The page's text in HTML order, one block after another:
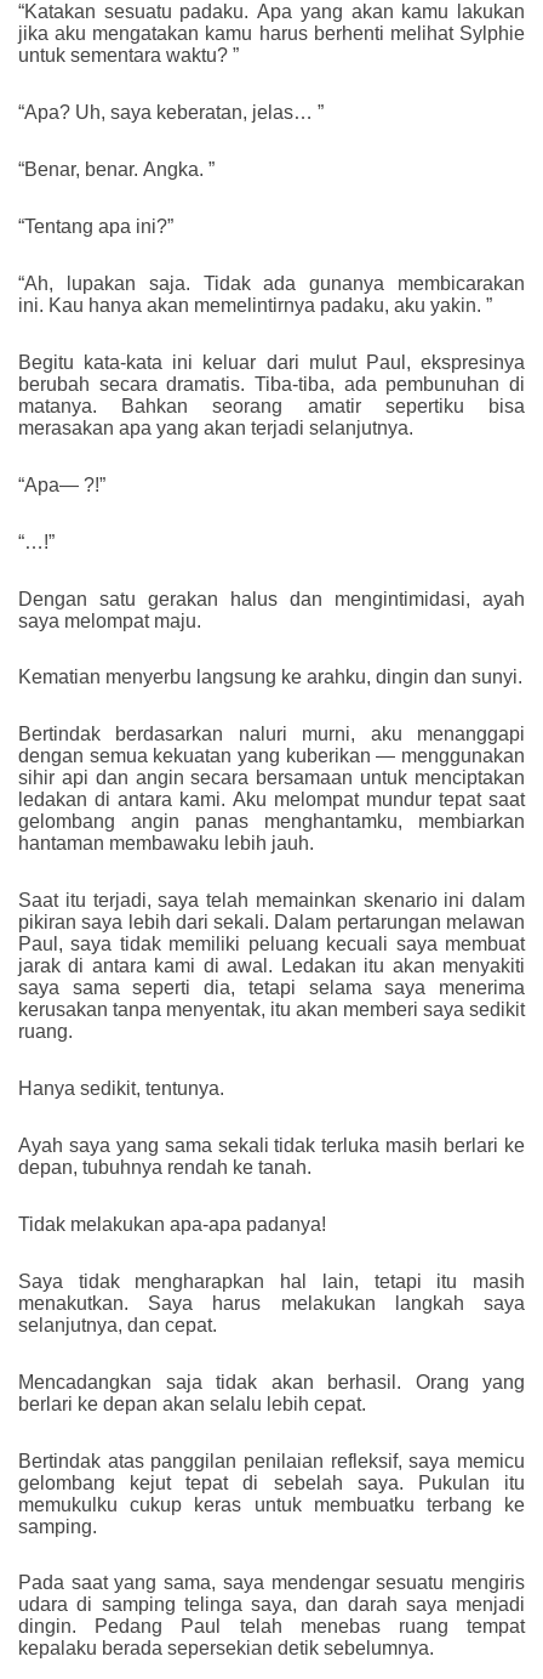
“Katakan sesuatu padaku. Apa yang akan kamu lakukan
jika aku mengatakan kamu harus berhenti melihat Sylphie
untuk sementara waktu? ”
“Apa? Uh, saya keberatan, jelas… ”
“Benar, benar. Angka. ”
“Tentang apa ini?”
“Ah, lupakan saja. Tidak ada gunanya membicarakan
ini. Kau hanya akan memelintirnya padaku, aku yakin. ”
Begitu kata-kata ini keluar dari mulut Paul, ekspresinya
berubah secara dramatis. Tiba-tiba, ada pembunuhan di
matanya. Bahkan seorang amatir sepertiku bisa
merasakan apa yang akan terjadi selanjutnya.
“Apa— ?!”
“…!”
Dengan satu gerakan halus dan mengintimidasi, ayah
saya melompat maju.
Kematian menyerbu langsung ke arahku, dingin dan sunyi.
Bertindak berdasarkan naluri murni, aku menanggapi
dengan semua kekuatan yang kuberikan — menggunakan
sihir api dan angin secara bersamaan untuk menciptakan
ledakan di antara kami. Aku melompat mundur tepat saat
gelombang angin panas menghantamku, membiarkan
hantaman membawaku lebih jauh.
Saat itu terjadi, saya telah memainkan skenario ini dalam
pikiran saya lebih dari sekali. Dalam pertarungan melawan
Paul, saya tidak memiliki peluang kecuali saya membuat
jarak di antara kami di awal. Ledakan itu akan menyakiti
saya sama seperti dia, tetapi selama saya menerima
kerusakan tanpa menyentak, itu akan memberi saya sedikit
ruang.
Hanya sedikit, tentunya.
Ayah saya yang sama sekali tidak terluka masih berlari ke
depan, tubuhnya rendah ke tanah.
Tidak melakukan apa-apa padanya!
Saya tidak mengharapkan hal lain, tetapi itu masih
menakutkan. Saya harus melakukan langkah saya
selanjutnya, dan cepat.
Mencadangkan saja tidak akan berhasil. Orang yang
berlari ke depan akan selalu lebih cepat.
Bertindak atas panggilan penilaian refleksif, saya memicu
gelombang kejut tepat di sebelah saya. Pukulan itu
memukulku cukup keras untuk membuatku terbang ke
samping.
Pada saat yang sama, saya mendengar sesuatu mengiris
udara di samping telinga saya, dan darah saya menjadi
dingin. Pedang Paul telah menebas ruang tempat
kepalaku berada sepersekian detik sebelumnya.